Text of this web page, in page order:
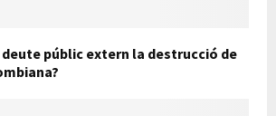
públic extern la destrucció de